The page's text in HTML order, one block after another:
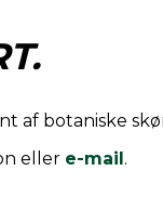
af botaniske
eller e-mail.